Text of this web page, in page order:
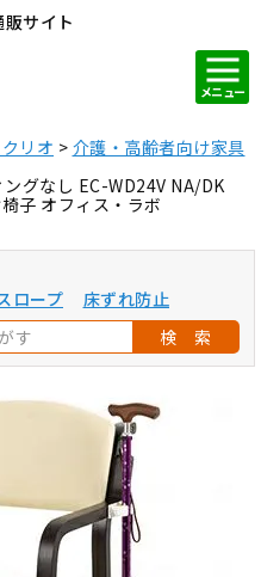
サイト
メニュー
リオ
介護・高齢者向け家具
グなし EC-WD24V NA/DK
子 オフィス・ラボ
ロープ
床ずれ防止
検 索